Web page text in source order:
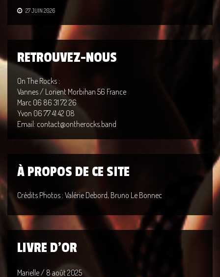
27 JUIN 2026
RETROUVEZ-NOUS
On The Rocks :
Vannes / Lorient Morbihan 56 France
Marc 06 86 31 72 26
Yvon 06 77 41 42 08
Email: contact@ontherocks.band
À PROPOS DE CE SITE
Crédits Photos : Valérie Debord, Bruno Le Bonnec
LIVRE D'OR
Marielle/ 8 août 2025